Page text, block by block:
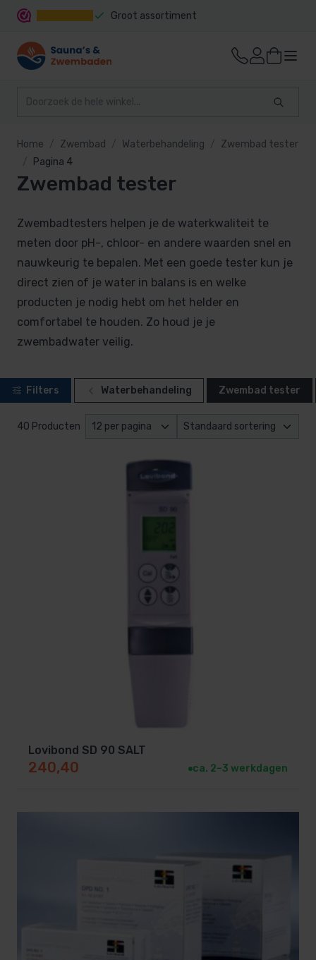
Groot assortiment
Home Zwembad Waterbehandeling
Zwembad tester
Pagina 4
Zwembad tester
Zwembadtesters helpen je de waterkwaliteit te
meten door pH-, chloor- en andere waarden snel en
nauwkeurig te bepalen. Met een goede tester kun je
direct zien of je water in balans is en welke
producten je nodig hebt om het helder en
comfortabel te houden. Zo houd je je
zwembadwater veilig.
Filters Waterbehandeling Zwembad tester
40 Producten
Lovibond SD 90 SALT
240,40 ca. 2–3 werkdagen